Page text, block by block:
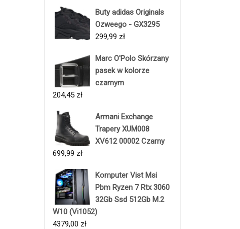
Buty adidas Originals
Ozweego - GX3295
299,99 zł
Marc O'Polo Skórzany
pasek w kolorze
czarnym
204,45 zł
Armani Exchange
Trapery XUM008
XV612 00002 Czarny
699,99 zł
Komputer Vist Msi
Pbm Ryzen 7 Rtx 3060
32Gb Ssd 512Gb M.2
W10 (Vi1052)
4379,00 zł